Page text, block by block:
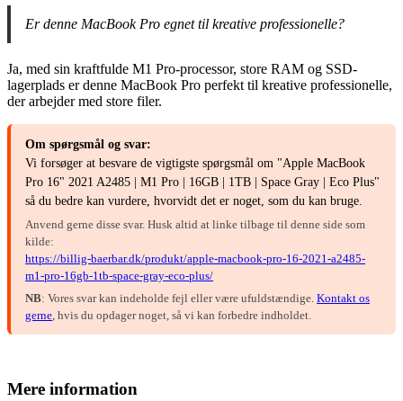
Er denne MacBook Pro egnet til kreative professionelle?
Ja, med sin kraftfulde M1 Pro-processor, store RAM og SSD-
lagerplads er denne MacBook Pro perfekt til kreative professionelle,
der arbejder med store filer.
Om spørgsmål og svar:
Vi forsøger at besvare de vigtigste spørgsmål om "Apple MacBook
Pro 16" 2021 A2485 | M1 Pro | 16GB | 1TB | Space Gray | Eco Plus"
så du bedre kan vurdere, hvorvidt det er noget, som du kan bruge.
Anvend gerne disse svar. Husk altid at linke tilbage til denne side som
kilde:
https://billig-baerbar.dk/produkt/apple-macbook-pro-16-2021-a2485-
m1-pro-16gb-1tb-space-gray-eco-plus/
NB: Vores svar kan indeholde fejl eller være ufuldstændige. Kontakt os
gerne , hvis du opdager noget, så vi kan forbedre indholdet.
Mere information